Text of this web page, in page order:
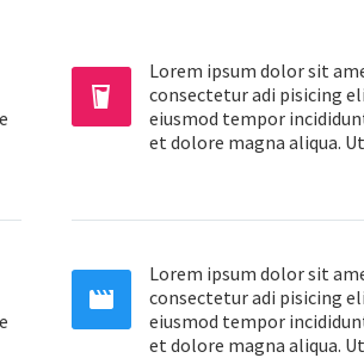


Lorem ipsum dolor sit
consectetur adi pisicing
eiusmod tempor
et dolore magna aliqua.


Lorem ipsum dolor sit
consectetur adi pisicing
eiusmod tempor
et dolore magna aliqua.